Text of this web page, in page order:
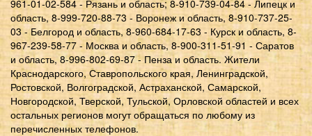
961-01-02-584 - Рязань и область; 8-910-739-04-84 - Липецк и
область, 8-999-720-88-73 - Воронеж и область, 8-910-737-25-
03 - Белгород и область, 8-960-684-17-63 - Курск и область, 8-
967-239-58-77 - Москва и область, 8-900-311-51-91 - Саратов
и область, 8-996-802-69-87 - Пенза и область. Жители
Краснодарского, Ставропольского края, Ленинградской,
Ростовской, Волгоградской, Астраханской, Самарской,
Новгородской, Тверской, Тульской, Орловской областей и всех
остальных регионов могут обращаться по любому из
перечисленных телефонов.